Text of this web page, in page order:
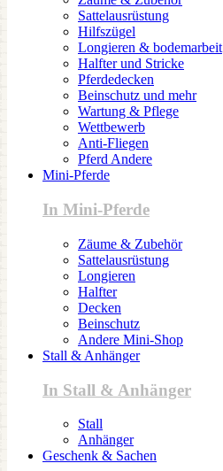
Sattelausrüstung
Hilfszügel
Longieren & bodemarbeit
Halfter und Stricke
Pferdedecken
Beinschutz und mehr
Wartung & Pflege
Wettbewerb
Anti-Fliegen
Pferd Andere
Mini-Pferde
In Mini-Pferde
Zäume & Zubehör
Sattelausrüstung
Longieren
Halfter
Decken
Beinschutz
Andere Mini-Shop
Stall & Anhänger
In Stall & Anhänger
Stall
Anhänger
Geschenk & Sachen